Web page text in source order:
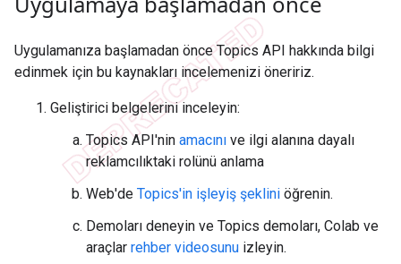
Uygulamanıza başlamadan önce Topics API hakkında bilgi
edinmek için bu kaynakları incelemenizi öneririz.
Geliştirici belgelerini inceleyin:
Topics API'nin amacını ve ilgi alanına dayalı
reklamcılıktaki rolünü anlama
Web'de Topics'in işleyiş şeklini öğrenin.
Demoları deneyin ve Topics demoları, Colab ve
araçlar rehber videosunu izleyin.